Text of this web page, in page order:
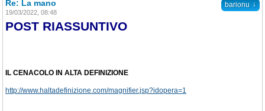
barionu ↓
Re: La mano
19/03/2022, 08:48
POST RIASSUNTIVO
IL CENACOLO IN ALTA DEFINIZIONE
http://www.haltadefinizione.com/magnifier.jsp?idopera=1